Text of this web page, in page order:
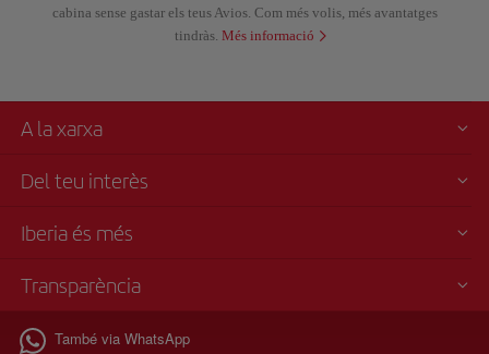
cabina sense gastar els teus Avios. Com més volis, més avantatges
tindràs. Més informació
A la xarxa
Del teu interès
Iberia és més
Transparència
També via WhatsApp